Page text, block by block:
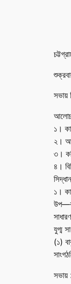
সভায়
১।
২।
৩।
৪।
১।
যুগ্ম
(১)
সভায়